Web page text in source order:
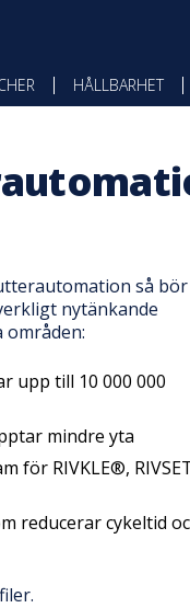
HÅLLBARHET
så bör
nytänkande
upp till 10 000 000
mindre yta
för RIVKLE®,
reducerar cykeltid